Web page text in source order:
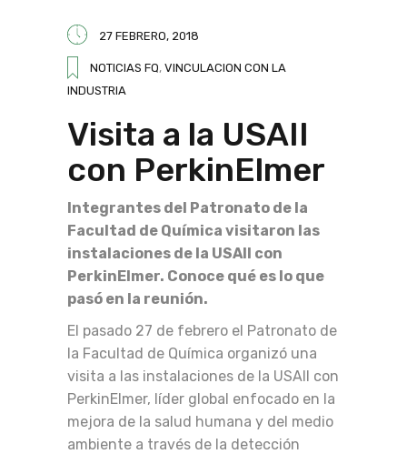
27 FEBRERO, 2018
NOTICIAS FQ, VINCULACION CON LA
INDUSTRIA
Visita a la USAII
con PerkinElmer
Integrantes del Patronato de la
Facultad de Química visitaron las
instalaciones de la USAII con
PerkinElmer. Conoce qué es lo que
pasó en la reunión.
El pasado 27 de febrero el Patronato de
la Facultad de Química organizó una
visita a las instalaciones de la USAII con
PerkinElmer, líder global enfocado en la
mejora de la salud humana y del medio
ambiente a través de la detección